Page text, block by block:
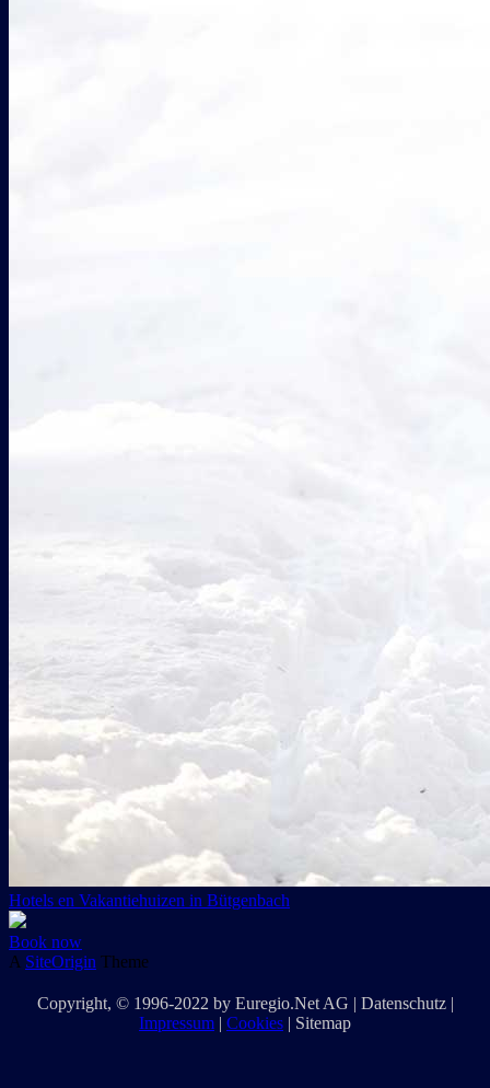
Hotels en Vakantiehuizen in Bütgenbach
Book now
A SiteOrigin Theme
Copyright, © 1996-2022 by Euregio.Net AG | Datenschutz|
Impressum | Cookies | Sitemap